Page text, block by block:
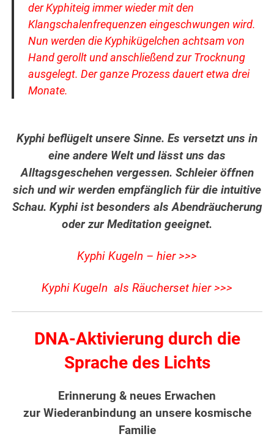
der Kyphiteig immer wieder mit den
Klangschalenfrequenzen eingeschwungen wird.
Nun werden die Kyphikügelchen achtsam von
Hand gerollt und anschließend zur Trocknung
ausgelegt. Der ganze Prozess dauert etwa drei
Monate.
Kyphi beflügelt unsere Sinne. Es versetzt uns in
eine andere Welt und lässt uns das
Alltagsgeschehen vergessen. Schleier öffnen
sich und wir werden empfänglich für die intuitive
Schau. Kyphi ist besonders als Abendräucherung
oder zur Meditation geeignet.
Kyphi Kugeln – hier >>>
Kyphi Kugeln als Räucherset hier >>>
DNA-Aktivierung durch die
Sprache des Lichts
Erinnerung & neues Erwachen
zur Wiederanbindung an unsere kosmische
Familie